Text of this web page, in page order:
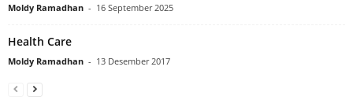
Moldy Ramadhan - 16 September 2025
Health Care
Moldy Ramadhan - 13 Desember 2017